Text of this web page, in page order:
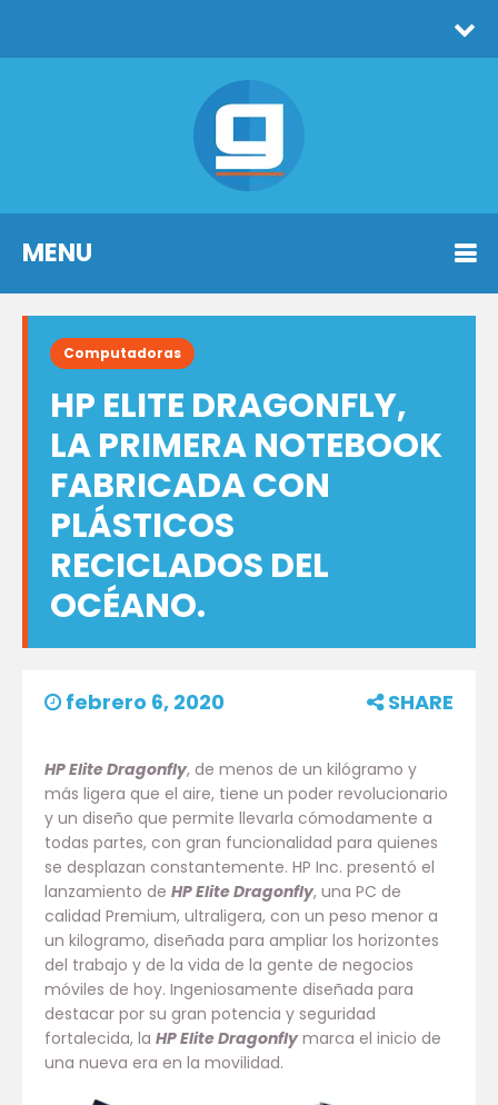
MENU
Computadoras
HP ELITE DRAGONFLY,
LA PRIMERA NOTEBOOK
FABRICADA CON
PLÁSTICOS
RECICLADOS DEL
OCÉANO.
febrero 6, 2020 SHARE
HP Elite Dragonfly, de menos de un kilógramo y
más ligera que el aire, tiene un poder revolucionario
y un diseño que permite llevarla cómodamente a
todas partes, con gran funcionalidad para quienes
se desplazan constantemente. HP Inc. presentó el
lanzamiento de HP Elite Dragonfly, una PC de
calidad Premium, ultraligera, con un peso menor a
un kilogramo, diseñada para ampliar los horizontes
del trabajo y de la vida de la gente de negocios
móviles de hoy. Ingeniosamente diseñada para
destacar por su gran potencia y seguridad
fortalecida, la HP Elite Dragonflymarca el inicio de
una nueva era en la movilidad.